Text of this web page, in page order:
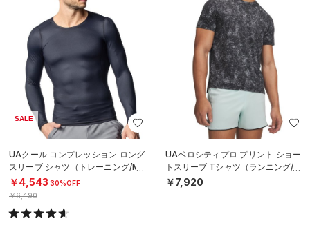
SALE
UAクール コンプレッション ロング
スリーブ シャツ（トレーニング/ME
N）
￥4,543 30%OFF
￥6,490
UAベロシティプロ プリント ショー
トスリーブ Tシャツ（ランニング/M
EN）
￥7,920